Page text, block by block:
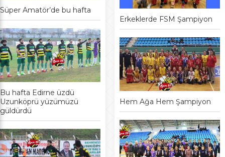
Süper Amatör’de bu hafta
Bu hafta Edirne üzdü
Uzunköprü yüzümüzü
güldürdü
Erkeklerde FSM Şampiyon
Hem Ağa Hem Şampiyon